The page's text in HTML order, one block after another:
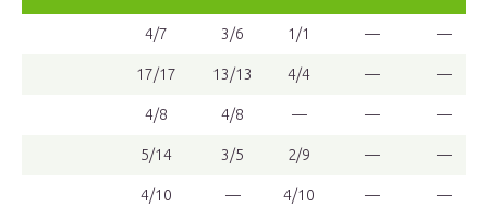
4/7 3/6 1/1 — —
17/17 13/13 4/4 — —
4/8 4/8 — — —
5/14 3/5 2/9 — —
4/10 — 4/10 — —